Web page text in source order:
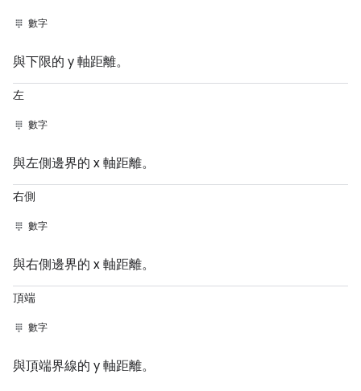
數字
與下限的 y 軸距離。
左
數字
與左側邊界的 x 軸距離。
右側
數字
與右側邊界的 x 軸距離。
頂端
數字
與頂端界線的 y 軸距離。